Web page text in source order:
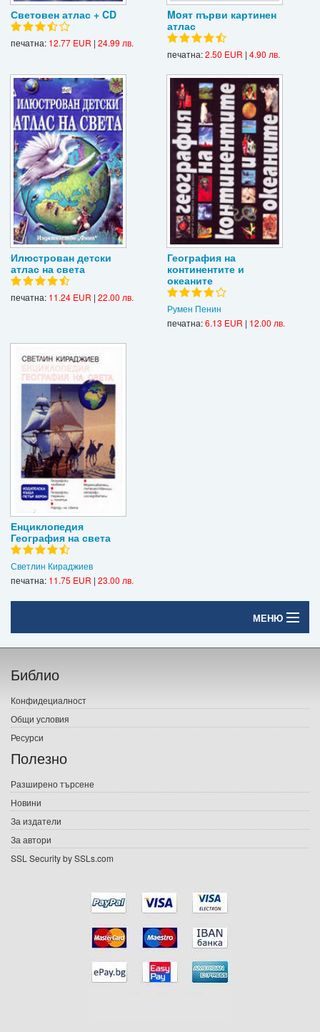
Световен атлас + CD
печатна: 12.77 EUR | 24.99 лв.
Moят първи картинен
атлас
печатна:2.50 EUR | 4.90 лв.
Илюстрован детски
атлас на света
печатна: 11.24 EUR | 22.00 лв.
География на
континентите и
океаните
Румен Пенин
печатна:6.13 EUR | 12.00 лв.
Енциклопедия
География на света
Светлин Кираджиев
печатна: 11.75 EUR | 23.00 лв.
МЕНЮ
Начало
Печатни книги
Електронни книги
Е-списания
Подаръци
Ваучери
Библио
Конфидециалност
Общи условия
Ресурси
Полезно
Разширено търсене
Новини
За издатели
За автори
SSL Security by SSLs.com